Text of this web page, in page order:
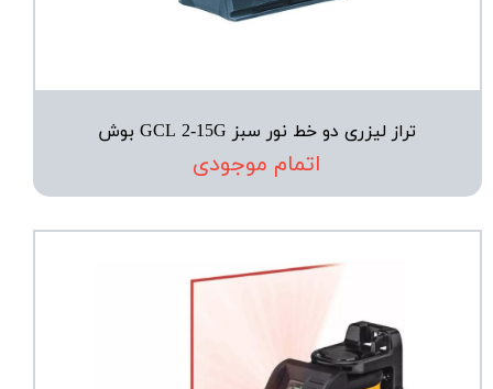
تراز لیزری دو خط نور سبز GCL 2-15G بوش
اتمام موجودی